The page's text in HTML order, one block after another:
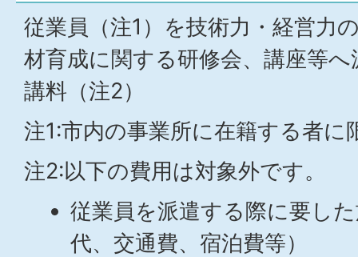
従業員（注1）を技術力・経営力
材育成に関する研修会、講座等
講料（注2）
注1:市内の事業所に在籍する者に
注2:以下の費用は対象外です。
従業員を派遣する際に要し
代、交通費、宿泊費等）